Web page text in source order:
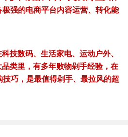
强的电商平台内容运营、转化能
技数码、生活家电、运动户外、
类里，有多年败物剁手经验，在
巧，是最值得剁手、最拉风的超